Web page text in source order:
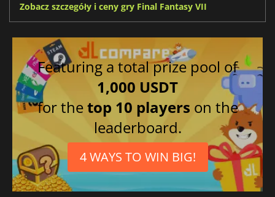
Zobacz szczegóły i ceny gry Final Fantasy VII
Featuring a total prize pool of
1,000 USDT
for thetop 10 players on the
leaderboard.
4 WAYS TO WIN BIG!